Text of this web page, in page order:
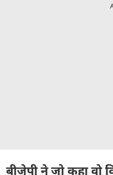
बीजेपी ने जो कहा वो